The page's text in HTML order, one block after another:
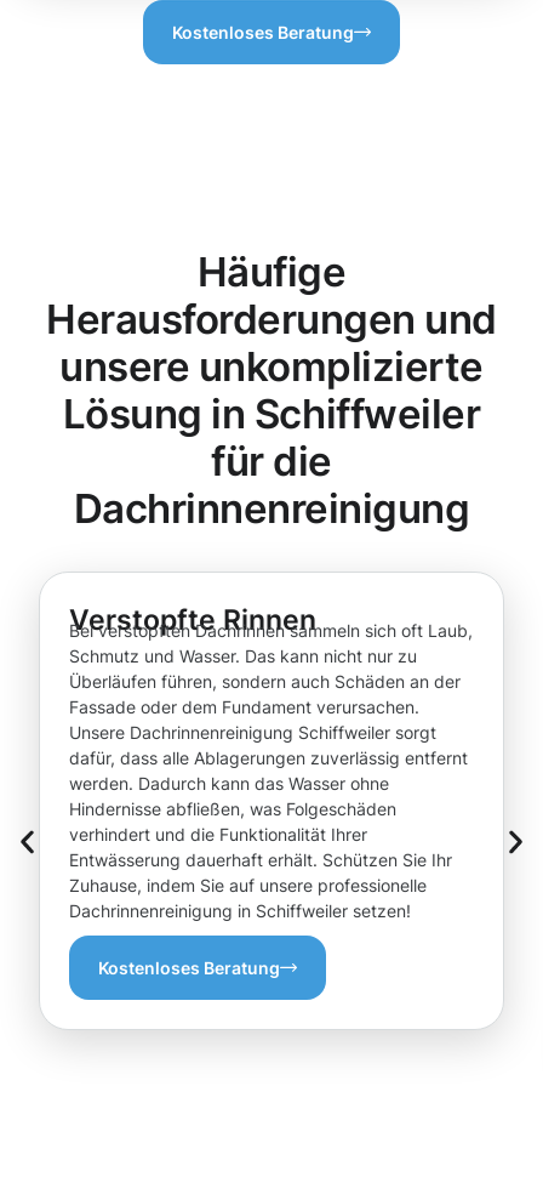
Kostenloses Beratung
Häufige
Herausforderungen und
unsere unkomplizierte
Lösung in Schiffweiler
für die
Dachrinnenreinigung
Verstopfte Rinnen
Bei verstopften Dachrinnen sammeln sich oft Laub,
Schmutz und Wasser. Das kann nicht nur zu
Überläufen führen, sondern auch Schäden an der
Fassade oder dem Fundament verursachen.
Unsere Dachrinnenreinigung Schiffweiler sorgt
dafür, dass alle Ablagerungen zuverlässig entfernt
werden. Dadurch kann das Wasser ohne
Hindernisse abfließen, was Folgeschäden
verhindert und die Funktionalität Ihrer
Entwässerung dauerhaft erhält. Schützen Sie Ihr
Zuhause, indem Sie auf unsere professionelle
Dachrinnenreinigung in Schiffweiler setzen!
Kostenloses Beratung